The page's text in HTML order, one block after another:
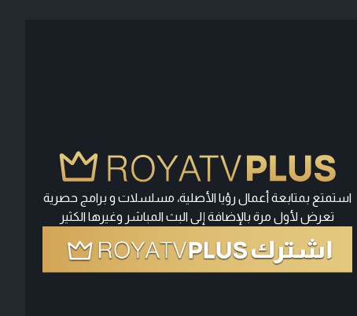
استمتع بمتابعة أعمال رؤيا الأصلية، مسلسلات و برامج حصرية
تعرض لأول مرة بالإضافة إلى البث المباشر وغيرها الكثير